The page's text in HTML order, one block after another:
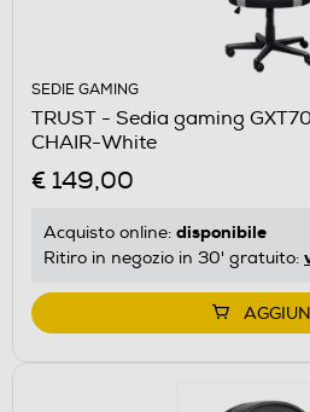
SEDIE GAMING
TRUST - Sedia gaming
CHAIR-White
€ 149,00
Acquisto online: disponibile
Ritiro in negozio in 30' gratuito: